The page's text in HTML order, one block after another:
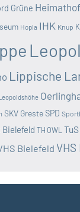
Grüne Heimathof
Hopla IHK Knup
Lippische
SKV GresteSPD
TH OWL
Bielefeld